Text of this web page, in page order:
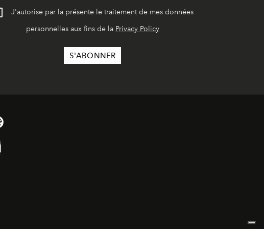
J'autorise par la présente le traitement de mes données
personnelles aux fins de la Privacy Policy